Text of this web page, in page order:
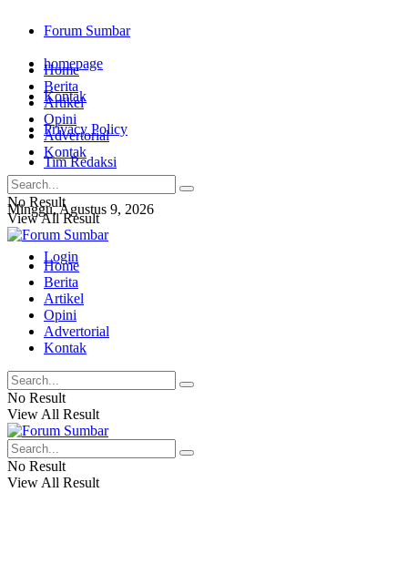
Forum Sumbar
homepage
Kontak
Privacy Policy
Tim Redaksi
Minggu, Agustus 9, 2026
Login
Home
Berita
Artikel
Opini
Advertorial
Kontak
No Result
View All Result
Home
Berita
Artikel
Opini
Advertorial
Kontak
No Result
View All Result
No Result
View All Result